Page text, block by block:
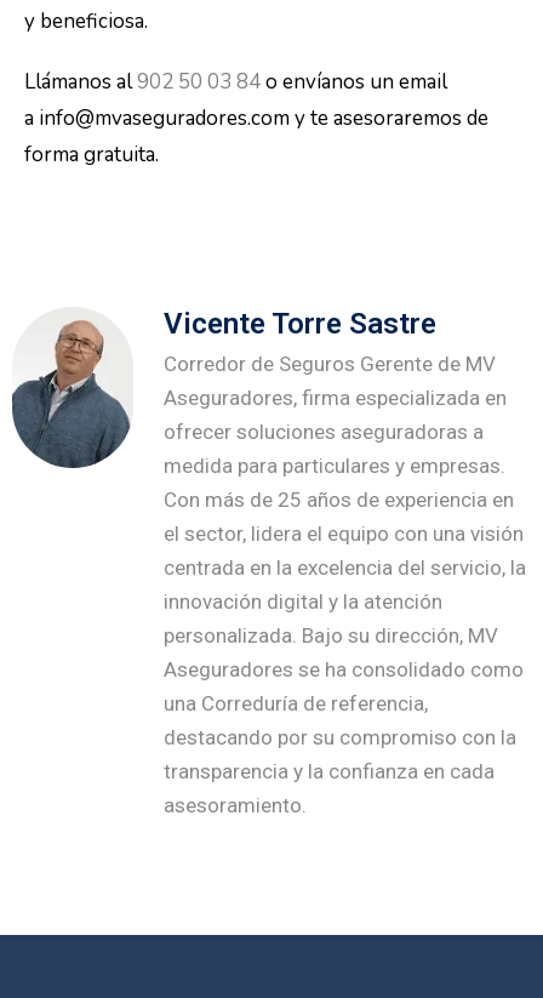
y beneficiosa.
Llámanos al902 50 03 84o envíanos un email
a info@mvaseguradores.com y te asesoraremos de
forma gratuita.
Vicente Torre Sastre
Corredor de Seguros Gerente de MV
Aseguradores, firma especializada en
ofrecer soluciones aseguradoras a
medida para particulares y empresas.
Con más de 25 años de experiencia en
el sector, lidera el equipo con una visión
centrada en la excelencia del servicio, la
innovación digital y la atención
personalizada. Bajo su dirección, MV
Aseguradores se ha consolidado como
una Correduría de referencia,
destacando por su compromiso con la
transparencia y la confianza en cada
asesoramiento.